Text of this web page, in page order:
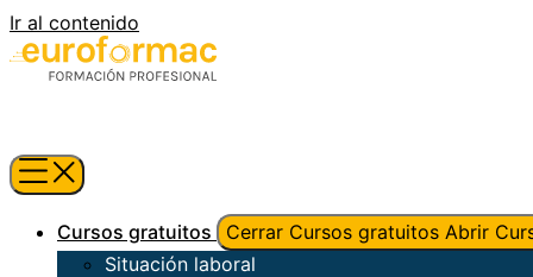
Ir al contenido
Cursos gratuitos Cerrar Cursos gratuitos Abrir
Situación laboral